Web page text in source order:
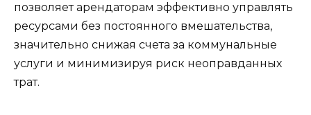
позволяет арендаторам эффективно управлять
ресурсами без постоянного вмешательства,
значительно снижая счета за коммунальные
услуги и минимизируя риск неоправданных
трат.